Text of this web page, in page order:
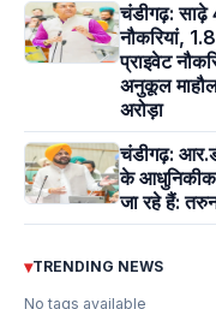
चंडीगढ़: साढ़े
नौकरियां,
प्राइवेट
अनुकूल
अरोड़ा
चंडीगढ़:
के
जा रहे हैं:
▾TRENDING NEWS
No tags available